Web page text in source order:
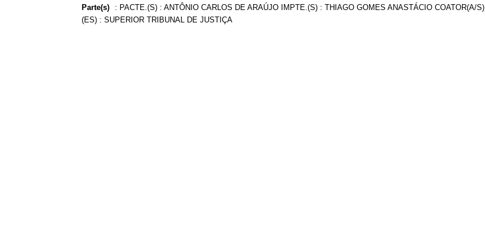
Parte(s) : PACTE.(S) : ANTÔNIO CARLOS DE ARAÚJO IMPTE.(S) : THIAGO GOMES ANASTÁCIO COATOR(A/S)
(ES) : SUPERIOR TRIBUNAL DE JUSTIÇA